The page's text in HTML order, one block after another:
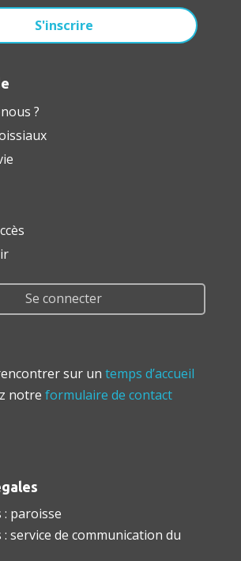
?
Se connecter
sur un temps d’accueil
notre formulaire de contact
paroisse
service de communication du